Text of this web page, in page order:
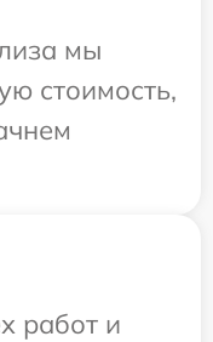
мы
стоимость,
работ и